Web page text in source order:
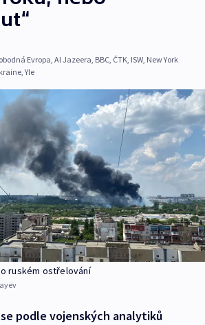
Evropa, Al Jazeera, BBC, ČTK, ISW, New York
,Yle
ruském ostřelování
podle vojenských analytiků